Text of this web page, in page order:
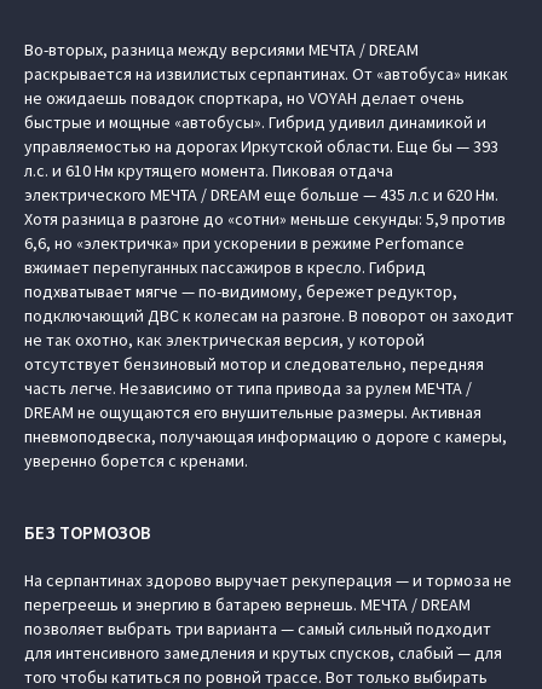
Во-вторых, разница между версиями МЕЧТА / DREAM
раскрывается на извилистых серпантинах. От «автобуса» никак
не ожидаешь повадок спорткара, но VOYAH делает очень
быстрые и мощные «автобусы». Гибрид удивил динамикой и
управляемостью на дорогах Иркутской области. Еще бы — 393
л.с. и 610 Нм крутящего момента. Пиковая отдача
электрического МЕЧТА / DREAM еще больше — 435 л.с и 620 Нм.
Хотя разница в разгоне до «сотни» меньше секунды: 5,9 против
6,6, но «электричка» при ускорении в режиме Perfomance
вжимает перепуганных пассажиров в кресло. Гибрид
подхватывает мягче — по-видимому, бережет редуктор,
подключающий ДВС к колесам на разгоне. В поворот он заходит
не так охотно, как электрическая версия, у которой
отсутствует бензиновый мотор и следовательно, передняя
часть легче. Независимо от типа привода за рулем МЕЧТА /
DREAM не ощущаются его внушительные размеры. Активная
пневмоподвеска, получающая информацию о дороге с камеры,
уверенно борется с кренами.
БЕЗ ТОРМОЗОВ
На серпантинах здорово выручает рекуперация — и тормоза не
перегреешь и энергию в батарею вернешь. МЕЧТА / DREAM
позволяет выбрать три варианта — самый сильный подходит
для интенсивного замедления и крутых спусков, слабый — для
того чтобы катиться по ровной трассе. Вот только выбирать